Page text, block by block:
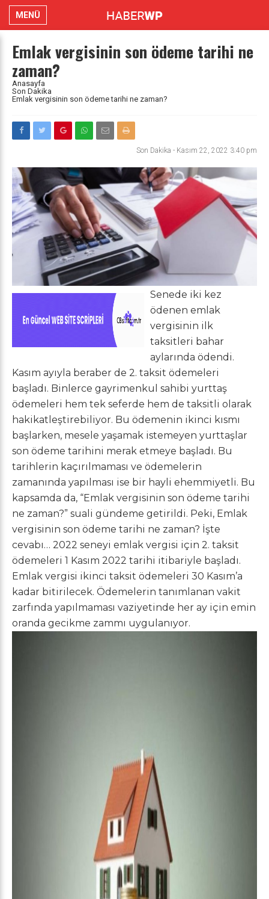
MENÜ
Emlak vergisinin son ödeme tarihi ne
zaman?
Anasayfa
Son Dakika
Emlak vergisinin son ödeme tarihi ne zaman?
Son Dakika - Kasım 22, 2022 3:40 pm
Senede iki kez
ödenen emlak
vergisinin ilk
taksitleri bahar
aylarında ödendi.
Kasım ayıyla beraber de 2. taksit ödemeleri
başladı. Binlerce gayrimenkul sahibi yurttaş
ödemeleri hem tek seferde hem de taksitli olarak
hakikatleştirebiliyor. Bu ödemenin ikinci kısmı
başlarken, mesele yaşamak istemeyen yurttaşlar
son ödeme tarihini merak etmeye başladı. Bu
tarihlerin kaçırılmaması ve ödemelerin
zamanında yapılması ise bir hayli ehemmiyetli. Bu
kapsamda da, “Emlak vergisinin son ödeme tarihi
ne zaman?” suali gündeme getirildi. Peki, Emlak
vergisinin son ödeme tarihi ne zaman? İşte
cevabı… 2022 seneyi emlak vergisi için 2. taksit
ödemeleri 1 Kasım 2022 tarihi itibariyle başladı.
Emlak vergisi ikinci taksit ödemeleri 30 Kasım’a
kadar bitirilecek. Ödemelerin tanımlanan vakit
zarfında yapılmaması vaziyetinde her ay için emin
oranda gecikme zammı uygulanıyor.